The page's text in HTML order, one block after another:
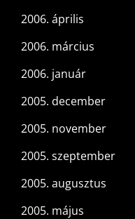
2006. április
2006. március
2006. január
2005. december
2005. november
2005. szeptember
2005. augusztus
2005. május